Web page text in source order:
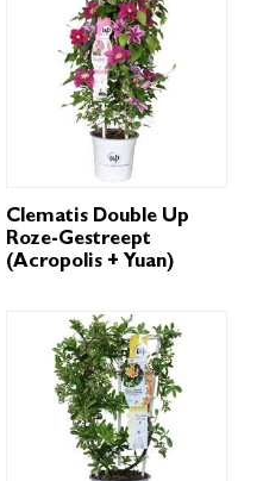
Clematis Double Up
Roze-Gestreept
(Acropolis + Yuan)